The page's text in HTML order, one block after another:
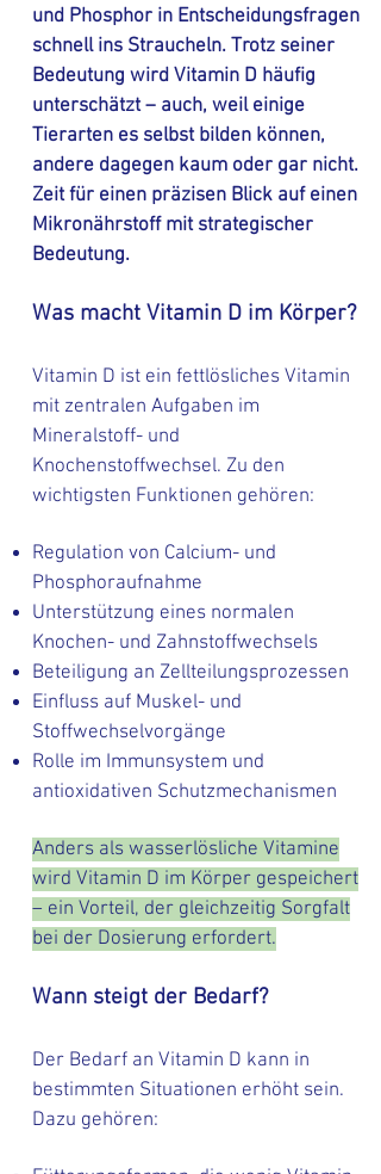
und Phosphor in Entscheidungsfragen
schnell ins Straucheln. Trotz seiner
Bedeutung wird Vitamin D häufig
unterschätzt – auch, weil einige
Tierarten es selbst bilden können,
andere dagegen kaum oder gar nicht.
Zeit für einen präzisen Blick auf einen
Mikronährstoff mit strategischer
Bedeutung.
Was macht Vitamin D im Körper?
Vitamin D ist ein fettlösliches Vitamin
mit zentralen Aufgaben im
Mineralstoff- und
Knochenstoffwechsel. Zu den
wichtigsten Funktionen gehören:
Regulation von Calcium- und
Phosphoraufnahme
Unterstützung eines normalen
Knochen- und Zahnstoffwechsels
Beteiligung an Zellteilungsprozessen
Einfluss auf Muskel- und
Stoffwechselvorgänge
Rolle im Immunsystem und
antioxidativen Schutzmechanismen
Anders als wasserlösliche Vitamine
wird Vitamin D im Körper gespeichert
– ein Vorteil, der gleichzeitig Sorgfalt
bei der Dosierung erfordert.
Wann steigt der Bedarf?
Der Bedarf an Vitamin D kann in
bestimmten Situationen erhöht sein.
Dazu gehören: